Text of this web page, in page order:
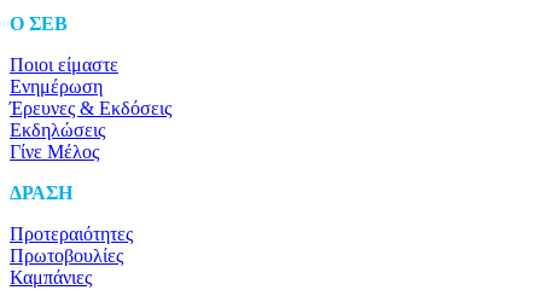
O ΣΕΒ
Ποιοι είμαστε
Ενημέρωση
Έρευνες & Εκδόσεις
Εκδηλώσεις
Γίνε Μέλος
ΔΡΑΣΗ
Προτεραιότητες
Πρωτοβουλίες
Καμπάνιες